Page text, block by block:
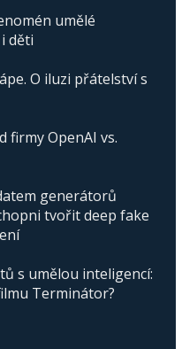
umělé
děti
O iluzi přátelství s
firmy OpenAI vs.
generátorů
tvořit deep fake
s umělou inteligencí:
Terminátor?